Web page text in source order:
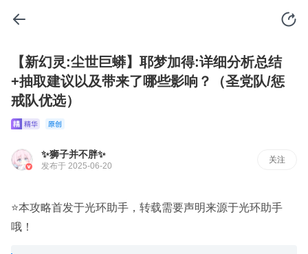
【新幻灵:尘世巨蟒】耶梦加得:详细分析总结
+抽取建议以及带来了哪些影响？（圣党队/惩
戒队优选）
✨狮子并不胖✨
发布于 2025-06-20
关注
⭐本攻略首发于光环助手，转载需要声明来源于光环助手
哦！